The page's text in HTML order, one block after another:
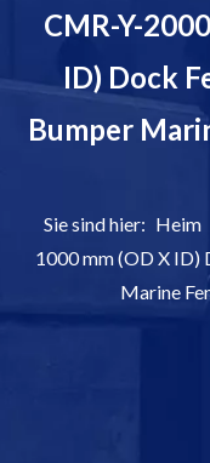
CMR-Y-
ID) Dock
Bumper
Sie sind hier: Heim
1000 mm (OD X ID)
Marine